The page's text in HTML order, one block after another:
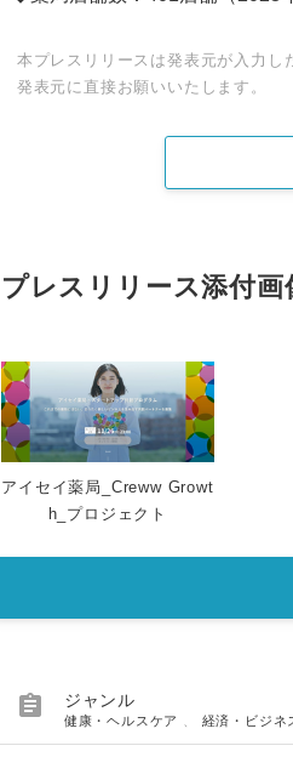
本プレスリリースは発表元が入力し
発表元に直接お願いいたします。
プレスリリース添付画
アイセイ薬局_Creww Growt
h_プロジェクト
 ジャンル
健康・ヘルスケア 、 経済・ビジネ